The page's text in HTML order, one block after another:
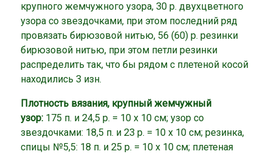
крупного жемчужного узора, 30 р. двухцветного
узора со звездочками, при этом последний ряд
провязать бирюзовой нитью, 56 (60) р. резинки
бирюзовой нитью, при этом петли резинки
распределить так, что бы рядом с плетеной косой
находились 3 изн.
Плотность вязания, крупный жемчужный
узор: 175 п. и 24,5 р. = 10 х 10 см; узор со
звездочками: 18,5 п. и 23 р. = 10 х 10 см; резинка,
спицы №5,5: 18 п. и 25 р. = 10 х 10 см; плетеная